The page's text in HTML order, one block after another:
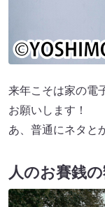
来年こそは家の電
お願いします！
あ、普通にネタと
人のお賽銭